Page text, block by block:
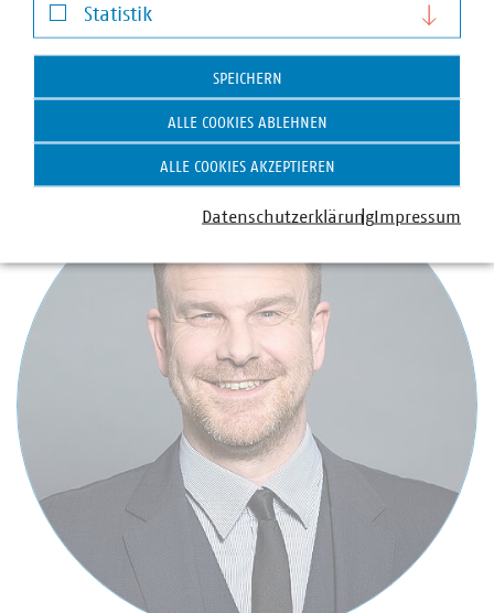
Geschäftsführerin Abteilung Kommunikation und
Public Affairs
schulze-grotkopp(at)vku(dot)de
Statistik
Statistik
SPEICHERN
ALLE COOKIES ABLEHNEN
ALLE COOKIES AKZEPTIEREN
DatenschutzerklärungImpressum